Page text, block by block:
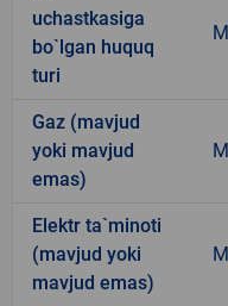
uchastkasiga
bo`lgan huquq
turi
Gaz (mavjud
yoki mavjud
emas)
Elektr ta`minoti
(mavjud yoki
mavjud emas)